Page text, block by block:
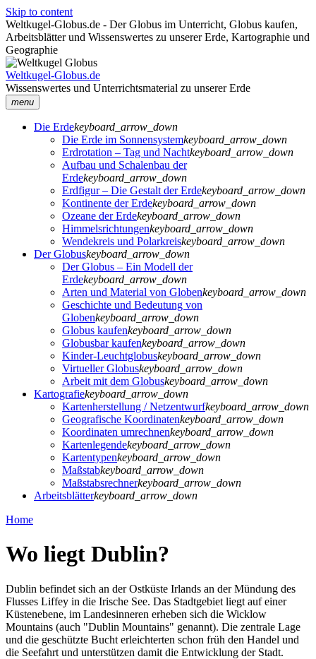
Skip to content
Weltkugel-Globus.de - Der Globus im Unterricht, Globus kaufen,
Arbeitsblätter und Wissenswertes zu unserer Erde, Kartographie und
Geographie
Weltkugel-Globus.de
Wissenswertes und Unterrichtsmaterial zu unserer Erde
menu
Die Erdekeyboard_arrow_down
Die Erde im Sonnensystemkeyboard_arrow_down
Erdrotation – Tag und Nachtkeyboard_arrow_down
Aufbau und Schalenbau der
Erdekeyboard_arrow_down
Erdfigur – Die Gestalt der Erdekeyboard_arrow_down
Kontinente der Erdekeyboard_arrow_down
Ozeane der Erdekeyboard_arrow_down
Himmelsrichtungenkeyboard_arrow_down
Wendekreis und Polarkreiskeyboard_arrow_down
Der Globuskeyboard_arrow_down
Der Globus – Ein Modell der
Erdekeyboard_arrow_down
Arten und Material von Globenkeyboard_arrow_down
Geschichte und Bedeutung von
Globenkeyboard_arrow_down
Globus kaufenkeyboard_arrow_down
Globusbar kaufenkeyboard_arrow_down
Kinder-Leuchtglobuskeyboard_arrow_down
Virtueller Globuskeyboard_arrow_down
Arbeit mit dem Globuskeyboard_arrow_down
Kartografiekeyboard_arrow_down
Kartenherstellung / Netzentwurfkeyboard_arrow_down
Geografische Koordinatenkeyboard_arrow_down
Koordinaten umrechnenkeyboard_arrow_down
Kartenlegendekeyboard_arrow_down
Kartentypenkeyboard_arrow_down
Maßstabkeyboard_arrow_down
Maßstabsrechnerkeyboard_arrow_down
Arbeitsblätterkeyboard_arrow_down
Home
Wo liegt Dublin?
Dublin befindet sich an der Ostküste Irlands an der Mündung des
Flusses Liffey in die Irische See. Das Stadtgebiet liegt auf einer
Küstenebene, im Landesinneren erheben sich die Wicklow
Mountains (auch "Dublin Mountains" genannt). Die zentrale Lage
und die geschützte Bucht erleichterten schon früh den Handel und
die Seefahrt und unterstützen damit die Entwicklung der Stadt.